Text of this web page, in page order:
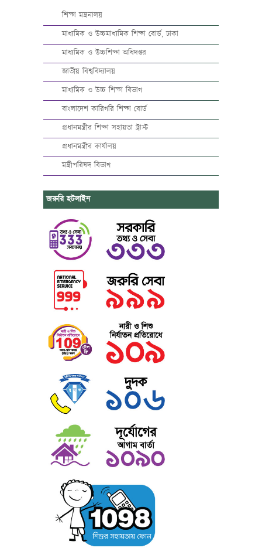
শিক্ষা মন্ত্রনালয়
মাধ্যমিক ও উচ্চমাধ্যমিক শিক্ষা বোর্ড, ঢাকা
মাধ্যমিক ও উচ্চশিক্ষা অধিদপ্তর
জাতীয় বিশ্ববিদ্যালয়
মাধ্যমিক ও উচ্চ শিক্ষা বিভাগ
বাংলাদেশ কারিগরি শিক্ষা বোর্ড
প্রধানমন্ত্রীর শিক্ষা সহায়তা ট্রাস্ট
প্রধানমন্ত্রীর কার্যালয়
মন্ত্রীপরিষদ বিভাগ
জরুরি হটলাইন